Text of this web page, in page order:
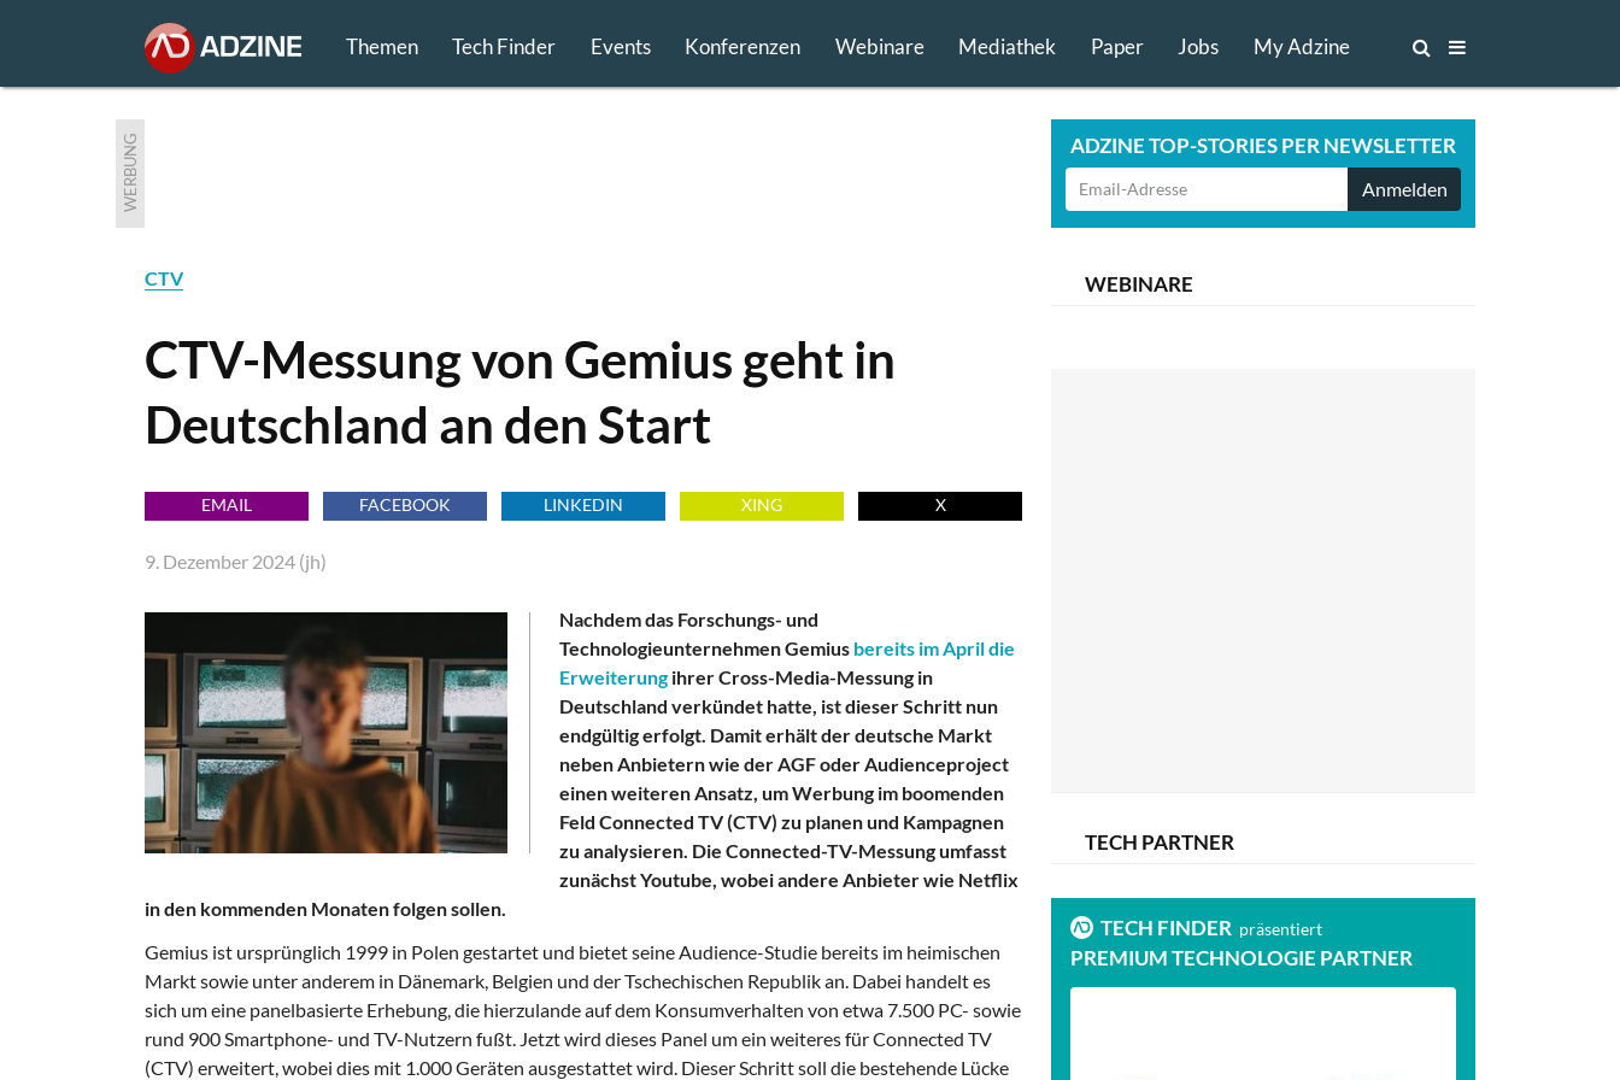
Themen Tech Finder Events Konferenzen Webinare Mediathek Paper Jobs My Adzine
WERBUNG ADZINE TOP-STORIES PER NEWSLETTER
Anmelden
CTV
CTV-Messung von Gemius geht in
Deutschland an den Start
EMAIL FACEBOOK LINKEDIN XING X
9. Dezember 2024 (jh)
Nachdem das Forschungs- und
Technologieunternehmen Gemius bereits im April die
Erweiterungihrer Cross-Media-Messung in
Deutschland verkündet hatte, ist dieser Schritt nun
endgültig erfolgt. Damit erhält der deutsche Markt
neben Anbietern wie der AGF oder Audienceproject
einen weiteren Ansatz, um Werbung im boomenden
Feld Connected TV (CTV) zu planen und Kampagnen
zu analysieren. Die Connected-TV-Messung umfasst
zunächst Youtube, wobei andere Anbieter wie Netflix
in den kommenden Monaten folgen sollen.
Gemius ist ursprünglich 1999 in Polen gestartet und bietet seine Audience-Studie bereits im heimischen
Markt sowie unter anderem in Dänemark, Belgien und der Tschechischen Republik an. Dabei handelt es
sich um eine panelbasierte Erhebung, die hierzulande auf dem Konsumverhalten von etwa 7.500 PC- sowie
rund 900 Smartphone- und TV-Nutzern fußt. Jetzt wird dieses Panel um ein weiteres für Connected TV
(CTV) erweitert, wobei dies mit 1.000 Geräten ausgestattet wird. Dieser Schritt soll die bestehende Lücke
WEBINARE
TECH PARTNER
TECH FINDER präsentiert
PREMIUM TECHNOLOGIE PARTNER